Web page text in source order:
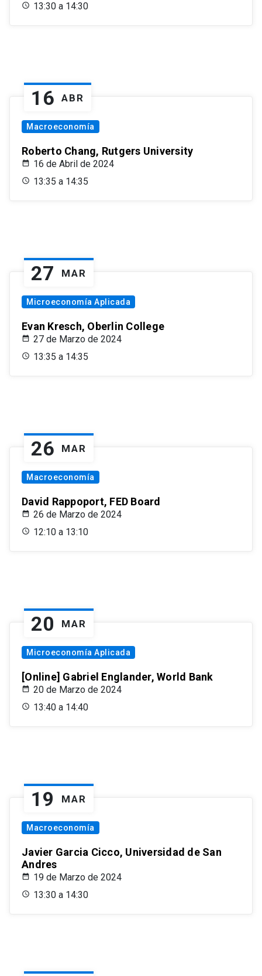
13:30 a 14:30
16 ABR
Macroeconomía
Roberto Chang, Rutgers University
16 de Abril de 2024
13:35 a 14:35
27 MAR
Microeconomía Aplicada
Evan Kresch, Oberlin College
27 de Marzo de 2024
13:35 a 14:35
26 MAR
Macroeconomía
David Rappoport, FED Board
26 de Marzo de 2024
12:10 a 13:10
20 MAR
Microeconomía Aplicada
[Online] Gabriel Englander, World Bank
20 de Marzo de 2024
13:40 a 14:40
19 MAR
Macroeconomía
Javier Garcia Cicco, Universidad de San
Andres
19 de Marzo de 2024
13:30 a 14:30